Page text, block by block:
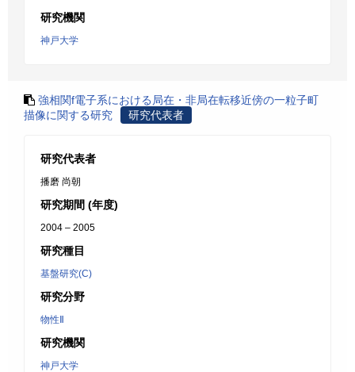
研究機関
神戸大学
強相関f電子系における局在・非局在転移近傍の一粒子町
描像に関する研究
研究代表者
研究代表者
播磨 尚朝
研究期間 (年度)
2004 – 2005
研究種目
基盤研究(C)
研究分野
物性Ⅱ
研究機関
神戸大学